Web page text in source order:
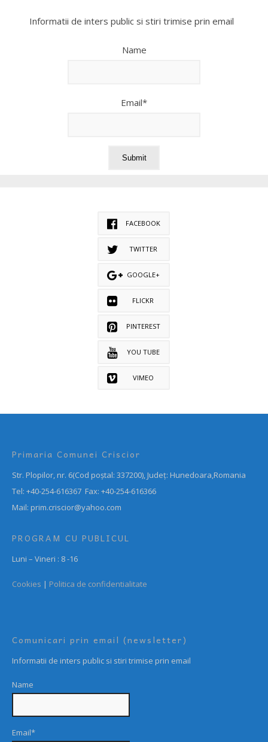
Informatii de inters public si stiri trimise prin email
Name
Email*
FACEBOOK
TWITTER
GOOGLE+
FLICKR
PINTEREST
YOU TUBE
VIMEO
Primaria Comunei Criscior
Str. Plopilor, nr. 6(Cod poștal: 337200), Județ: Hunedoara,Romania
Tel: +40-254-616367 Fax: +40-254-616366
Mail: prim.criscior@yahoo.com
PROGRAM CU PUBLICUL
Luni – Vineri : 8 -16
Cookies | Politica de confidentialitate
Comunicari prin email (newsletter)
Informatii de inters public si stiri trimise prin email
Name
Email*